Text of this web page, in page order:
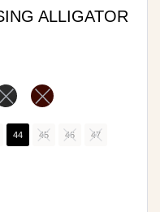
ALLIGATOR
44 45 46 47